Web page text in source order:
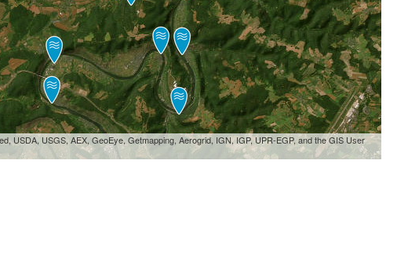
USDA, USGS, AEX, GeoEye, Getmapping, Aerogrid, IGN, IGP, UPR-EGP, and the GIS User